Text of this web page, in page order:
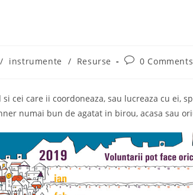
/ instrumente / Resurse
Post0 Comments
cei care ii coordoneaza, sau lucreaza cu ei,
numai bun de agatat in birou, acasa sau